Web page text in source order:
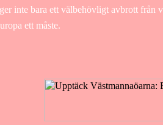
inte bara ett välbehövligt avbrott från
ett måste.